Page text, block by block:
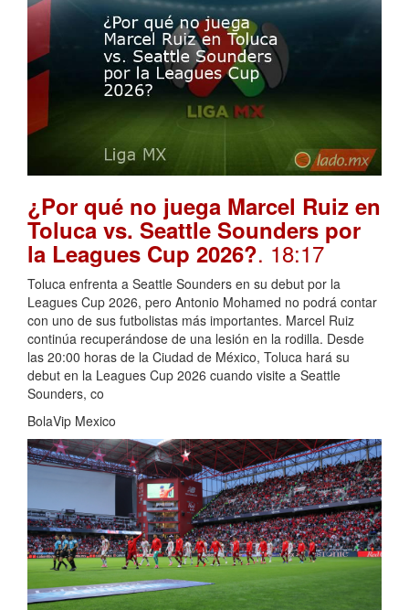
¿Por qué no juega Marcel Ruiz en
Toluca vs. Seattle Sounders por
la Leagues Cup 2026?. 18:17
Toluca enfrenta a Seattle Sounders en su debut por la
Leagues Cup 2026, pero Antonio Mohamed no podrá contar
con uno de sus futbolistas más importantes. Marcel Ruiz
continúa recuperándose de una lesión en la rodilla. Desde
las 20:00 horas de la Ciudad de México, Toluca hará su
debut en la Leagues Cup 2026 cuando visite a Seattle
Sounders, co
BolaVip Mexico